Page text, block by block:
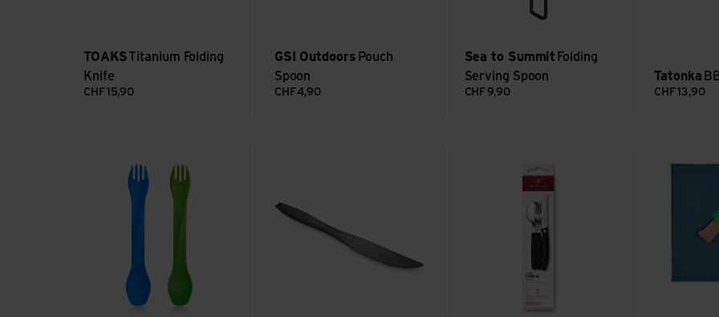
TOAKSTitanium Folding
Knife
CHF 15,90
GSI Outdoors Pouch
Spoon
CHF4,90
Sea to Summit Folding
Serving Spoon
CHF 9,90
Tatonka
CHF 13,90